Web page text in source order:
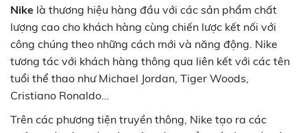
Nike là thương hiệu hàng đầu với các sản phẩm chất
lượng cao cho khách hàng cùng chiến lược kết nối với
công chúng theo những cách mới và năng động. Nike
tương tác với khách hàng thông qua liên kết với các tên
tuổi thể thao như Michael Jordan, Tiger Woods,
Cristiano Ronaldo…
Trên các phương tiện truyền thông, Nike tạo ra các